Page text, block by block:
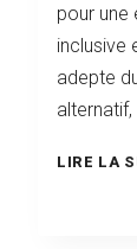
pour une
inclusive
adepte
LIRE LA